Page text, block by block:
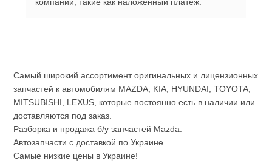
Самый широкий ассортимент оригинальных и лицензионных
запчастей к автомобилям MAZDA, KIA, HYUNDAI, TOYOTA,
MITSUBISHI, LEXUS, которые постоянно есть в наличии или
доставляются под заказ.
Разборка и продажа б/у запчастей Mazda.
Автозапчасти с доставкой по Украине
Самые низкие цены в Украине!